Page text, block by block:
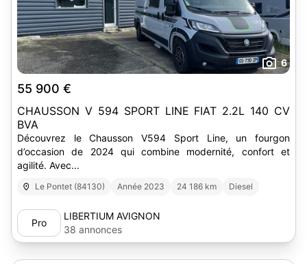
6
55 900 €
CHAUSSON V 594 SPORT LINE FIAT 2.2L 140 CV
BVA
Découvrez le Chausson V594 Sport Line, un fourgon
d’occasion de 2024 qui combine modernité, confort et
agilité. Avec...
Le Pontet (84130) Année 2023 24 186 km Diesel
Pro
LIBERTIUM AVIGNON
38 annonces